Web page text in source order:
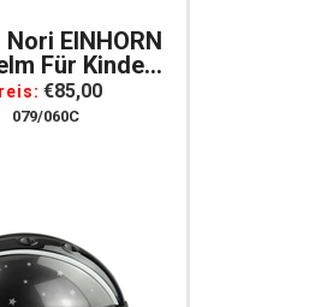
EINHORN
Für Kinder
S = 52-56
grau
€85,00
079/060C